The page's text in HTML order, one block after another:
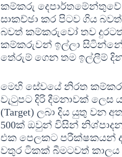
කම්කරු දෙපාර්තමේන්තුවේ
සාකච්ඡා කර පිටව ගිය
බවත් කම්කරුවෝ තව
කම්කරුවන් ඉල්ලා
තේරුම් ගෙන තම ඉල්ලීම්
මෙහි සේවයේ නිරත
වැටුපට දිරි දීමනාවක්
(Target) ලබා දිය යුතු වන
500ක් ඔවුන් විසින්
එක පෙලකට පරීක්ෂකයන්
වතුර ටිකක් බීමටවත් කාලය